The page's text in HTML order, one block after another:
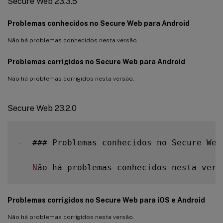
Problemas conhecidos no Secure Web para Android
Não há problemas conhecidos nesta versão.
Problemas corrigidos no Secure Web para Android
Não há problemas corrigidos nesta versão.
Secure Web 23.2.0
-
### Problemas conhecidos no Secure
- Não há problemas conhecidos nesta
Problemas corrigidos no Secure Web para iOS e Android
Não há problemas corrigidos nesta versão.
Secure Web 21.1.5
Secure Web 21.1.0
Secure Web 20.10.5
Secure Web 20.8.5